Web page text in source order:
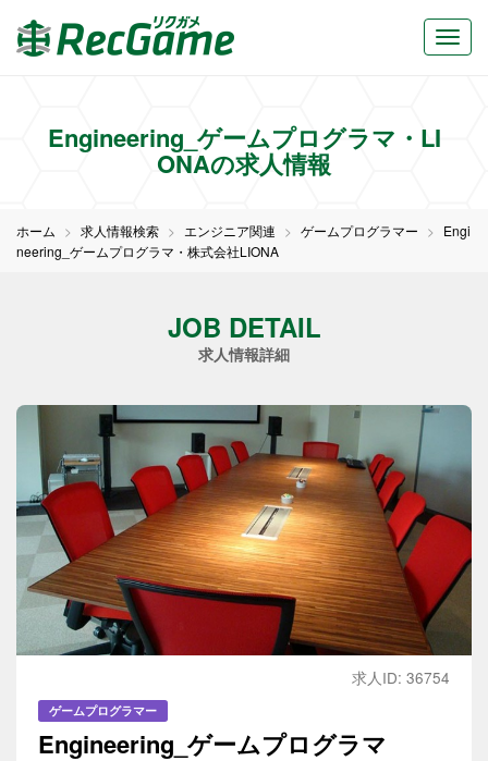
Engineering_ゲームプログラマ・LI
ONAの求人情報
ホーム 求人情報検索 エンジニア関連 ゲームプログラマー
Engi
neering_ゲームプログラマ・株式会社LIONA
JOB DETAIL
求人情報詳細
求人ID: 36754
ゲームプログラマー
Engineering_ゲームプログラマ